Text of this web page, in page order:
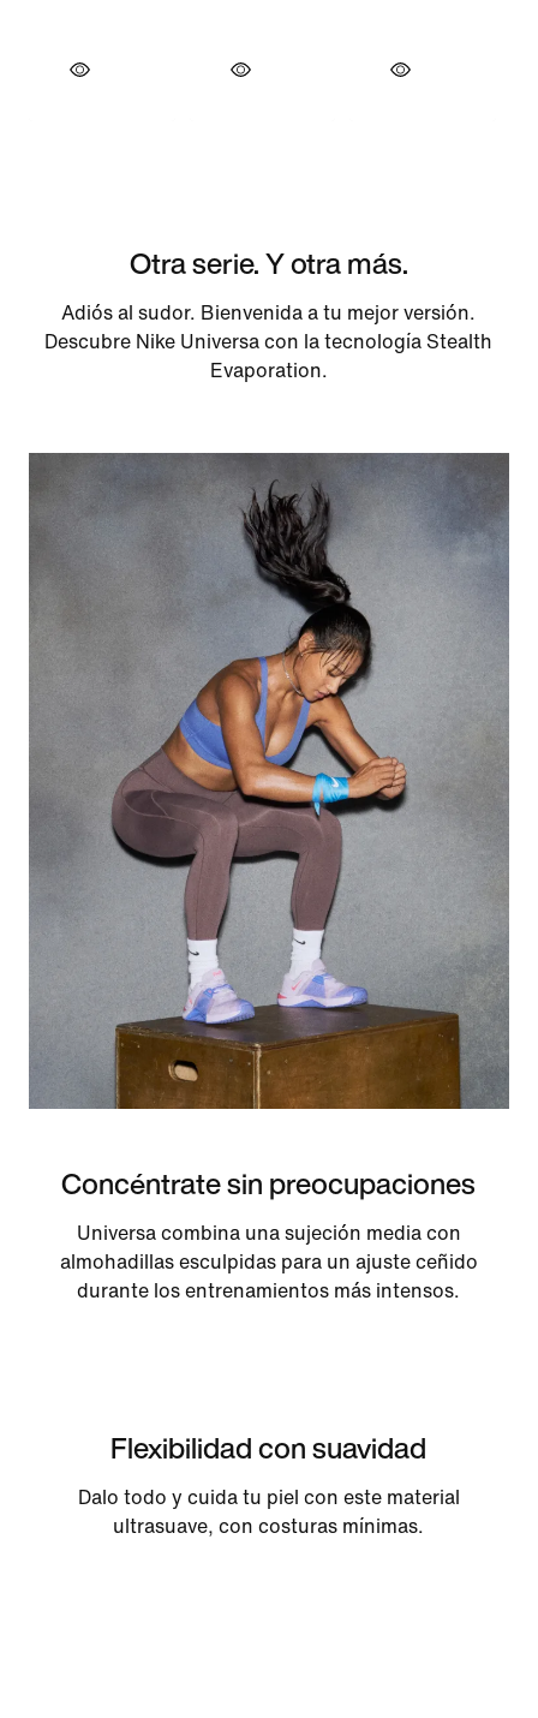
Otra serie. Y otra más.
Adiós al sudor. Bienvenida a tu mejor versión.
Descubre Nike Universa con la tecnología Stealth
Evaporation.
Concéntrate sin preocupaciones
Universa combina una sujeción media con
almohadillas esculpidas para un ajuste ceñido
durante los entrenamientos más intensos.
Flexibilidad con suavidad
Dalo todo y cuida tu piel con este material
ultrasuave, con costuras mínimas.